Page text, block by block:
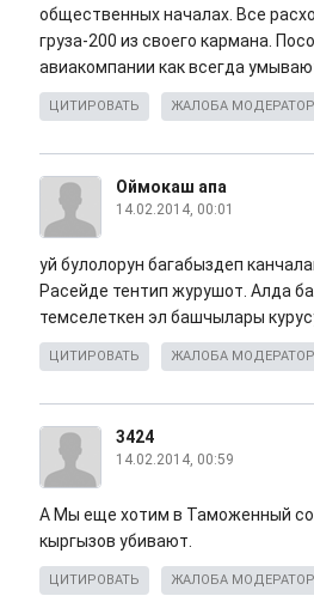
общественных началах. Все
груза-200 из своего кармана.
авиакомпании как всегда
ЦИТИРОВАТЬ ЖАЛОБА
Оймокаш апа
14.02.2014, 00:01
уй булолорун багабыздеп
Расейде тентип журушот. Алда
темселеткен эл башчылары
ЦИТИРОВАТЬ ЖАЛОБА
3424
14.02.2014, 00:59
А Мы еще хотим в Таможенный
кыргызов убивают.
ЦИТИРОВАТЬ ЖАЛОБА